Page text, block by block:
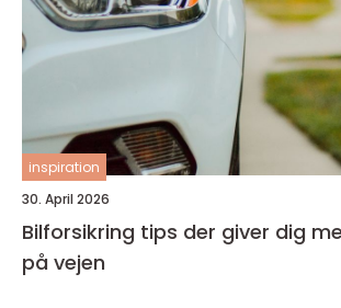
inspiration
30. April 2026
Bilforsikring tips der giver dig
på vejen